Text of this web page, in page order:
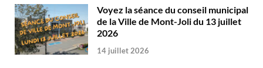
Voyez la séance du conseil municipal
de la Ville de Mont-Joli du 13 juillet
2026
14 juillet 2026